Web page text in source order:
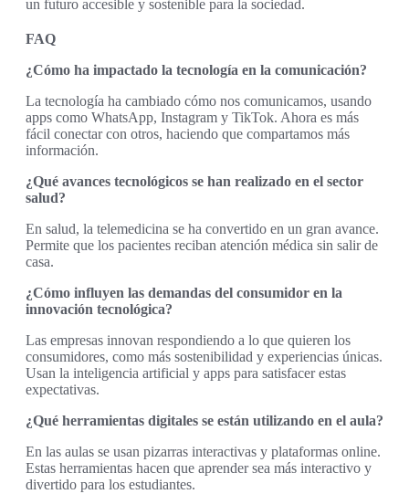
un futuro accesible y sostenible para la sociedad.
FAQ
¿Cómo ha impactado la tecnología en la comunicación?
La tecnología ha cambiado cómo nos comunicamos, usando
apps como WhatsApp, Instagram y TikTok. Ahora es más
fácil conectar con otros, haciendo que compartamos más
información.
¿Qué avances tecnológicos se han realizado en el sector
salud?
En salud, la telemedicina se ha convertido en un gran avance.
Permite que los pacientes reciban atención médica sin salir de
casa.
¿Cómo influyen las demandas del consumidor en la
innovación tecnológica?
Las empresas innovan respondiendo a lo que quieren los
consumidores, como más sostenibilidad y experiencias únicas.
Usan la inteligencia artificial y apps para satisfacer estas
expectativas.
¿Qué herramientas digitales se están utilizando en el aula?
En las aulas se usan pizarras interactivas y plataformas online.
Estas herramientas hacen que aprender sea más interactivo y
divertido para los estudiantes.